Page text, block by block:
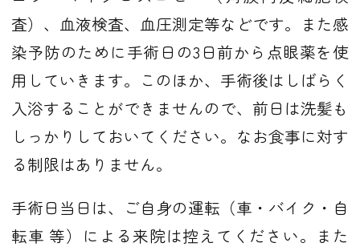
査）、血液検査、血圧測定等などです。また感
染予防のために手術日の3日前から点眼薬を使
用していきます。このほか、手術後はしばらく
入浴することができませんので、前日は洗髪も
しっかりしておいてください。なお食事に対す
る制限はありません。
手術日当日は、ご自身の運転（車・バイク・自
転車 等）による来院は控えてください。また